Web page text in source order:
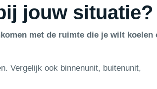
jouw situatie?
met de ruimte die je wilt koelen
Vergelijk ook binnenunit, buitenunit,